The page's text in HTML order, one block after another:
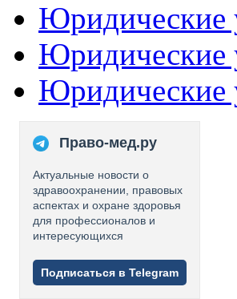
Юридические
Юридические
Юридические
Право-мед.ру
Актуальные новости о
здравоохранении, правовых
аспектах и охране здоровья
для профессионалов и
интересующихся
Подписаться в Telegram